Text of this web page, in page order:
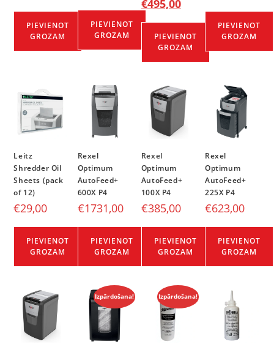
PIEVIENOT
GROZAM
PIEVIENOT
GROZAM
€495,00
PIEVIENOT
GROZAM
PIEVIENOT
GROZAM
Leitz
Shredder Oil
Sheets (pack
of 12)
€29,00
PIEVIENOT
GROZAM
Rexel
Optimum
AutoFeed+
600X P4
€1731,00
PIEVIENOT
GROZAM
Rexel
Optimum
AutoFeed+
100X P4
€385,00
PIEVIENOT
GROZAM
Rexel
Optimum
AutoFeed+
225X P4
€623,00
PIEVIENOT
GROZAM
Izpārdošana! Izpārdošana!